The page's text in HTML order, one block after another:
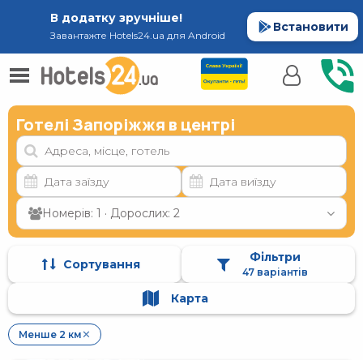
В додатку зручніше!
Завантажте Hotels24.ua для Android
Встановити
Готелі Запоріжжя в центрі
Номерів: 1 · Дорослих: 2
Сортування Фільтри
47 варіантів
Карта
Менше 2 км ✕